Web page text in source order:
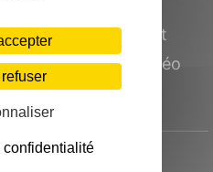
FNAC et Deuzio ont
reprise de jeux vidéo
confidentialité